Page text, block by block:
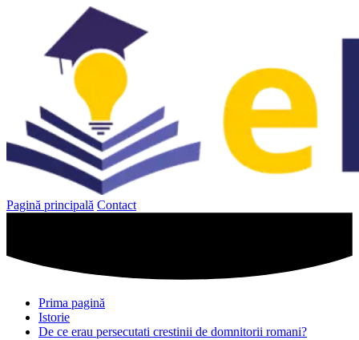
Pagină principală Contact
Prima pagină
Istorie
De ce erau persecutati crestinii de domnitorii romani?